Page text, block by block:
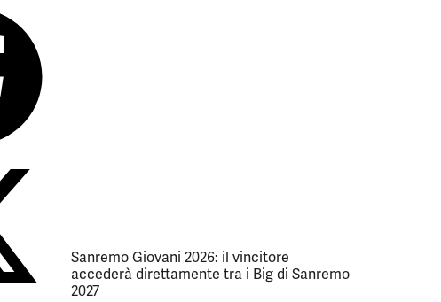
Sanremo Giovani 2026: il vincitore
accederà direttamente tra i Big di Sanremo
2027